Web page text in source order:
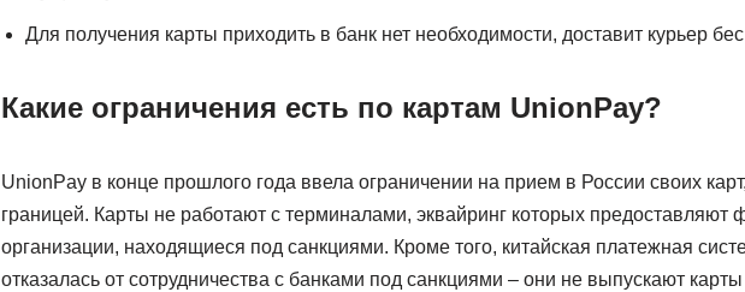
Для получения карты приходить в банк нет необходимости, доставит курьер
Какие ограничения есть по картам UnionPay?
UnionPay в конце прошлого года ввела ограничении на прием в России своих
границей. Карты не работают с терминалами, эквайринг которых предоставляют
организации, находящиеся под санкциями. Кроме того, китайская платежная
отказалась от сотрудничества с банками под санкциями – они не выпускают